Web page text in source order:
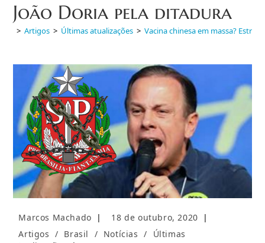
João Doria pela ditadura
> Artigos > Últimas atualizações > Vacina chinesa em massa?
Autor
post:
Marcos Machado
Post
18 de outubro, 2020
Categoria
Artigos / Brasil / Notícias /
Últimas